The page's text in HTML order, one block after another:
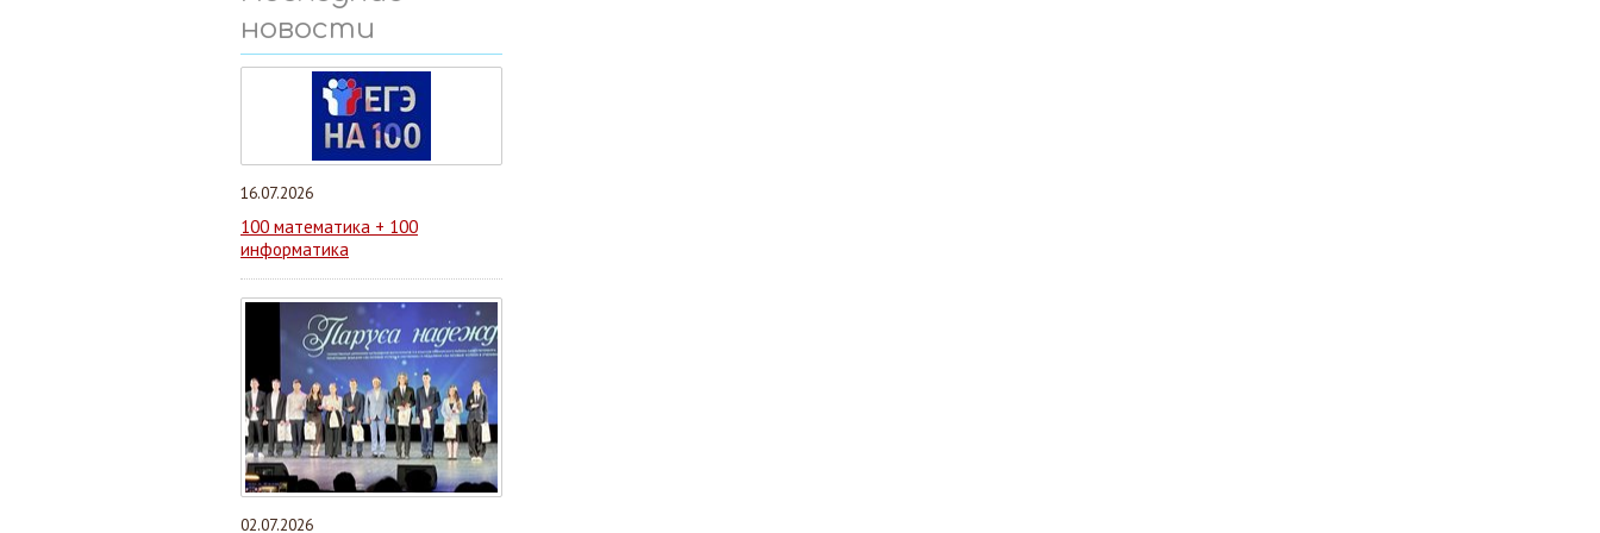
новости
16.07.2026
100 математика + 100
информатика
02.07.2026